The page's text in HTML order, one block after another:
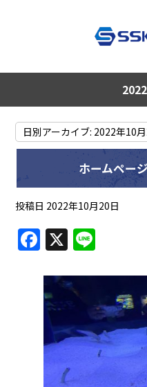
日別アーカイブ: 2022年10
ホームペー
投稿日 2022年10月20日
F
a
c
e
b
o
X
e